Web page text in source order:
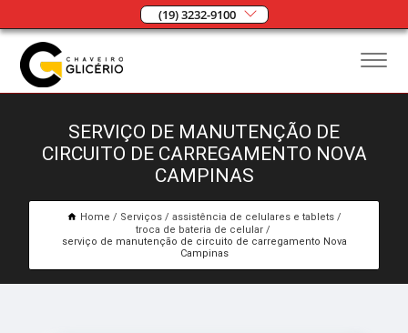
(19) 3232-9100
SERVIÇO DE MANUTENÇÃO DE
CIRCUITO DE CARREGAMENTO NOVA
CAMPINAS
Home Serviços
assistência de celulares e tablets
troca de bateria de celular
serviço de manutenção de circuito de carregamento Nova
Campinas